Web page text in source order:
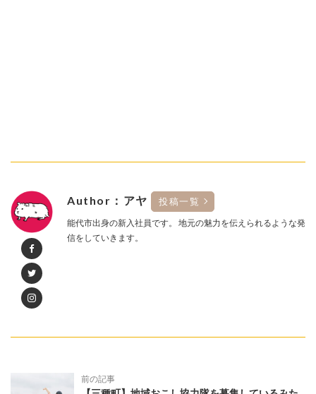
Author：アヤ 投稿一覧
能代市出身の新入社員です。 地元の魅力を伝えられるような発
信をしていきます。
前の記事